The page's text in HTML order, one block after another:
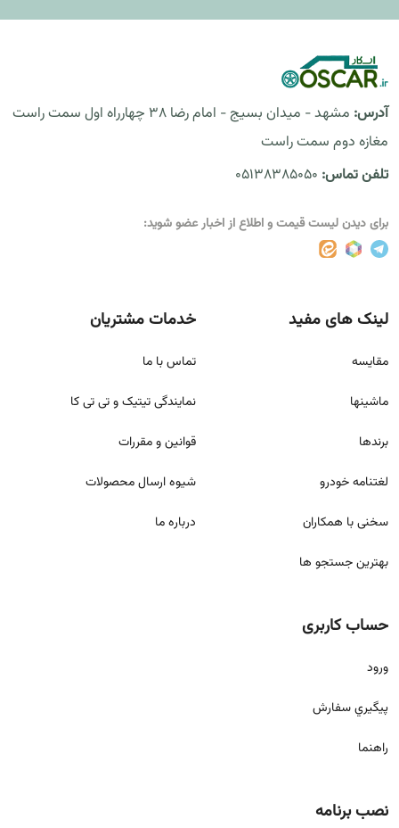
آدرس:
مشهد - میدان بسیج - امام رضا 38 چهارراه اول سمت راست
مغازه دوم سمت راست
تلفن تماس: 05138385050
برای دیدن لیست قیمت و اطلاع از اخبار عضو شوید:
لینک های مفید
مقايسه
ماشینها
برندها
لغتنامه خودرو
سخنی با همکاران
بهترین جستجو ها
خدمات مشتریان
تماس با ما
نمایندگی تیتیک و تی تی کا
قوانين و مقررات
شيوه ارسال محصولات
درباره ما
حساب کاربری
ورود
پيگيري سفارش
راهنما
نصب برنامه